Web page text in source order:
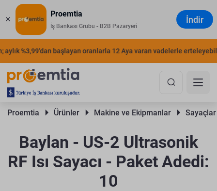
Proemtia
İş Bankası Grubu - B2B Pazaryeri
İndir
%3,99'dan başlayan oranlarla 12 Aya varan vadelerle
Proemtia Ürünler Makine ve Ekipmanlar
Baylan - US-2 Ultrasonik
RF Isı Sayacı - Paket Adedi:
10